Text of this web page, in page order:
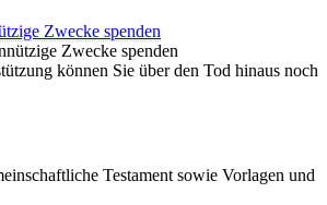
Zwecke spenden
können Sie über den Tod hinaus noch
Testament sowie Vorlagen und